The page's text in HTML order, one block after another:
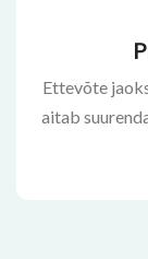
Ettevõte
aitab